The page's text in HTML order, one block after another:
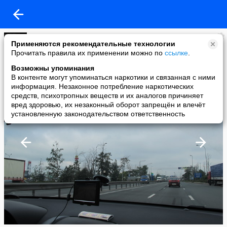
Применяются рекомендательные технологии
Прочитать правила их применении можно по ссылке
Возможны упоминания
В контенте могут упоминаться наркотики и связанная с ними
информация. Незаконное потребление наркотических
средств, психотропных веществ и их аналогов причиняет
вред здоровью, их незаконный оборот запрещён и влечёт
установленную законодательством ответственность
SELMARION
added a photo
22 Aug в 01:46